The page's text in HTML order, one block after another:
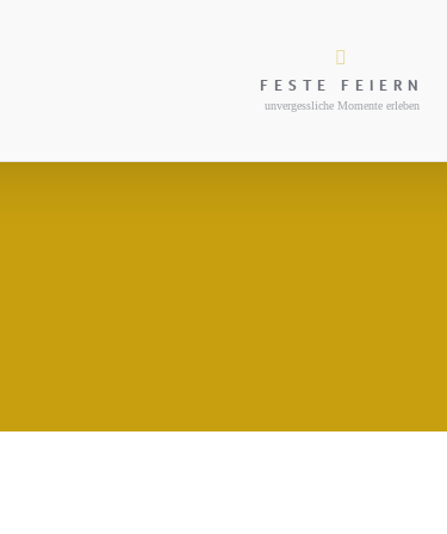
FESTE FEIERN
unvergessliche Momente erleben